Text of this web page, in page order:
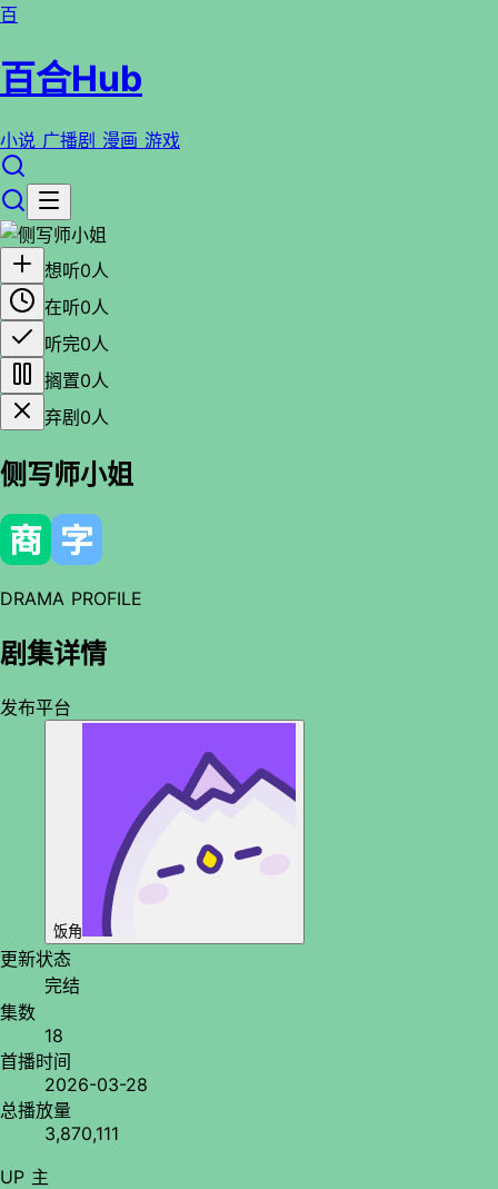
百
百合Hub
小说 广播剧 漫画 游戏
想听0人
在听0人
听完0人
搁置0人
弃剧0人
侧写师小姐
DRAMA PROFILE
剧集详情
发布平台
饭角
更新状态
完结
集数
18
首播时间
2026-03-28
总播放量
3,870,111
UP 主